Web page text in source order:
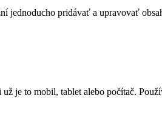
pridávať a upravovať
je to mobil, tablet alebo počítač.